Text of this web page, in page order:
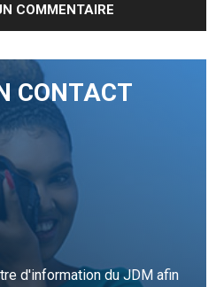
CONTACT
d'information du JDM afin